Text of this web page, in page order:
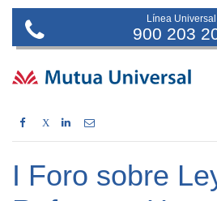
Línea Universal
900 203
X
I Foro sobre